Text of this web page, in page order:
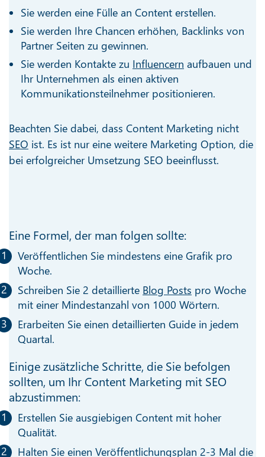
Sie werden eine Fülle an Content erstellen.
Sie werden Ihre Chancen erhöhen, Backlinks von
Partner Seiten zu gewinnen.
Sie werden Kontakte zu Influencern aufbauen und
Ihr Unternehmen als einen aktiven
Kommunikationsteilnehmer positionieren.
Beachten Sie dabei, dass Content Marketing nicht
SEO ist. Es ist nur eine weitere Marketing Option, die
bei erfolgreicher Umsetzung SEO beeinflusst.
Eine Formel, der man folgen sollte:
Veröffentlichen Sie mindestens eine Grafik pro
Woche.
Schreiben Sie 2 detaillierte Blog Posts pro Woche
mit einer Mindestanzahl von 1000 Wörtern.
Erarbeiten Sie einen detaillierten Guide in jedem
Quartal.
Einige zusätzliche Schritte, die Sie befolgen
sollten, um Ihr Content Marketing mit SEO
abzustimmen:
Erstellen Sie ausgiebigen Content mit hoher
Qualität.
Halten Sie einen Veröffentlichungsplan 2-3 Mal die